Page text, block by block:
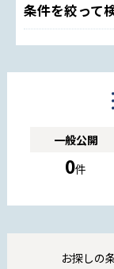
条件を絞って
一般公開
0件
お探しの